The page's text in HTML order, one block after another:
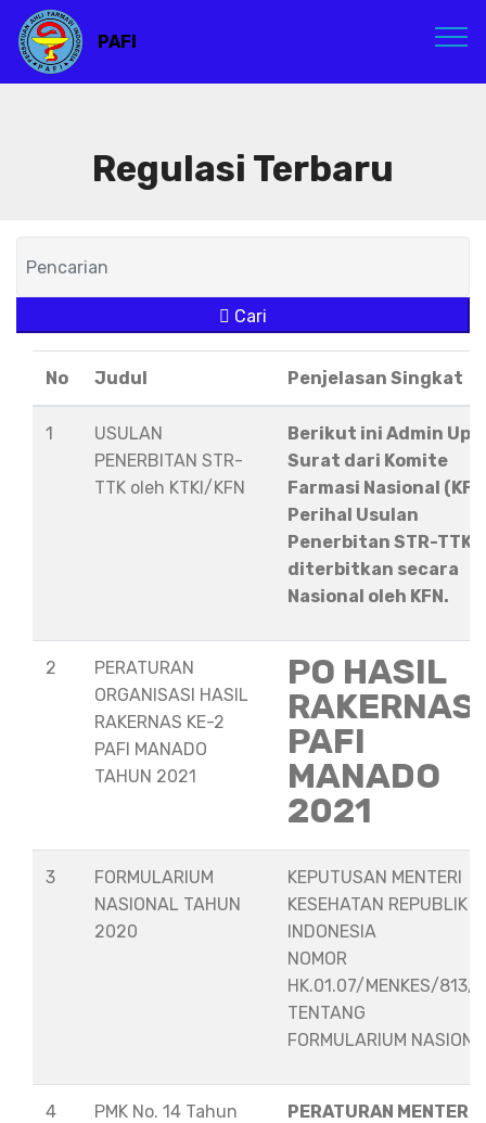
PAFI
Regulasi Terbaru
Cari
No Judul Penjelasan Singkat
1
USULAN
PENERBITAN STR-
TTK oleh KTKI/KFN
Berikut ini Admin
Surat dari Komite
Farmasi Nasional
Perihal Usulan
Penerbitan STR-TTK
diterbitkan secara
Nasional oleh KFN.
2
PERATURAN
ORGANISASI HASIL
RAKERNAS KE-2
PAFI MANADO
TAHUN 2021
PO HASIL
RAKERNAS
PAFI
MANADO
2021
3
FORMULARIUM
NASIONAL TAHUN
2020
KEPUTUSAN MENTERI
KESEHATAN REPUBLIK
INDONESIA
NOMOR
HK.01.07/MENKES/813/
TENTANG
FORMULARIUM
4
PMK No. 14 Tahun
PERATURAN MENTERI